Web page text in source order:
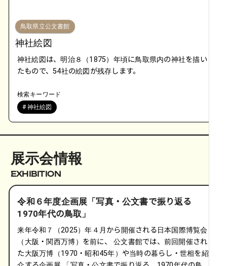
鳥取県立公文書館
神社絵図
神社絵図は、明治８（1875）年頃に鳥取県内の神社を描い
たもので、54社の絵図が残存します。
検索キーワード
# 神社絵図
展示会情報
EXHIBITION
令和６年度企画展「写真・公文書で振り返る
1970年代の鳥取」
来年令和７（2025）年４月から開催される日本国際博覧会
（大阪・関西万博）を前に、 公文書館では、前回開催され
た大阪万博（1970・昭和45年）や当時の暮らし・世相を紹